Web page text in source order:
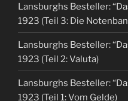
Lansburghs Besteller:
1923 (Teil 3: Die
Lansburghs Besteller:
1923 (Teil 2: Valuta)
Lansburghs Besteller:
1923 (Teil 1: Vom Gelde)